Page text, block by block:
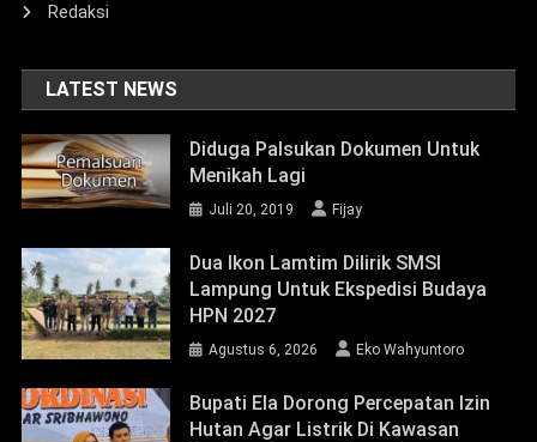
Redaksi
LATEST NEWS
Diduga Palsukan Dokumen Untuk
Menikah Lagi
Juli 20, 2019 Fijay
Dua Ikon Lamtim Dilirik SMSI
Lampung Untuk Ekspedisi Budaya
HPN 2027
Agustus 6, 2026 Eko Wahyuntoro
Bupati Ela Dorong Percepatan Izin
Hutan Agar Listrik Di Kawasan